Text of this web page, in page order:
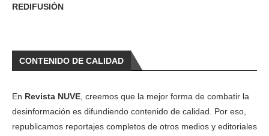
REDIFUSIÓN
CONTENIDO DE CALIDAD
En Revista NUVE , creemos que la mejor forma de combatir la
desinformación es difundiendo contenido de calidad. Por eso,
republicamos reportajes completos de otros medios y editoriales